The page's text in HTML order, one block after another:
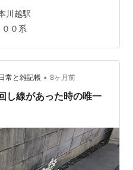
０００系に押し出され地
山駅の駅名標。撮影日は
少ないですね。 新狭山駅
は閉鎖）の最寄り駅だっ
ですが今はひっそりで
だまだ活…
川越駅
０系
常と雑記帳 • 8ヶ月前
し線があった時の唯一